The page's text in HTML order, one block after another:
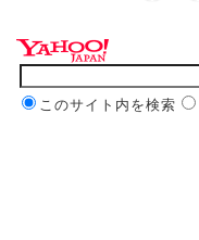
このサイト内を検索